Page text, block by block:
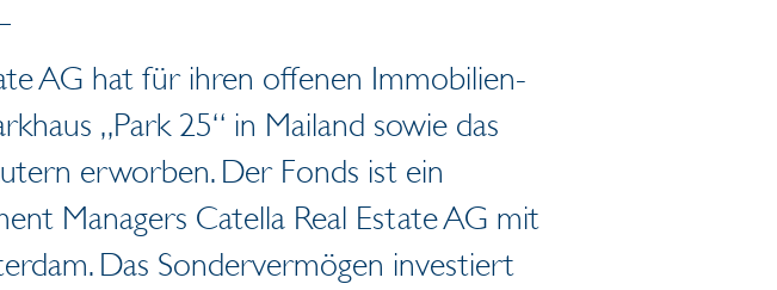
AG hat für ihren offenen Immobilien-
„Park 25“ in Mailand sowie das
erworben. Der Fonds ist ein
Managers Catella Real Estate AG mit
Das Sondervermögen investiert